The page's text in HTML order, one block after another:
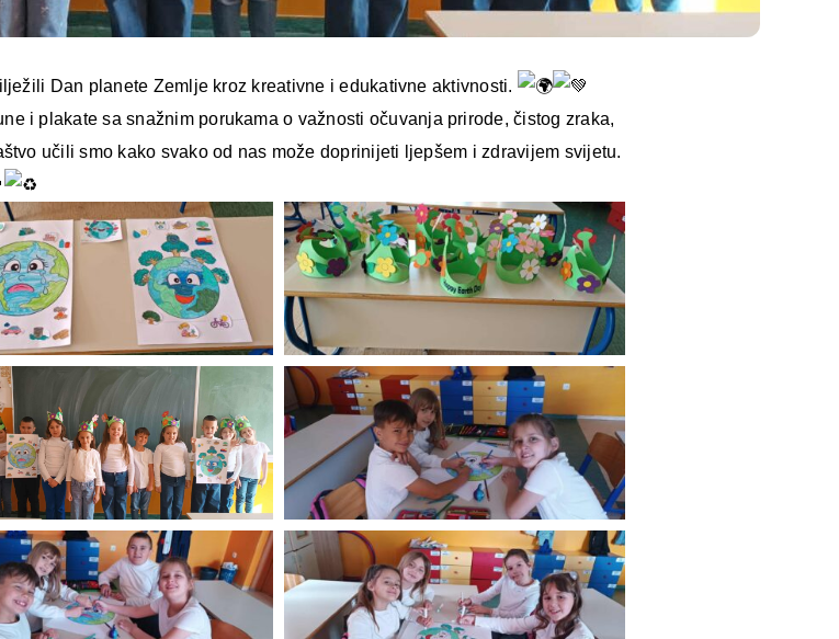
Dan planete Zemlje kroz kreativne i edukativne aktivnosti.
i plakate sa snažnim porukama o važnosti očuvanja prirode, čistog zraka,
učili smo kako svako od nas može doprinijeti ljepšem i zdravijem svijetu.